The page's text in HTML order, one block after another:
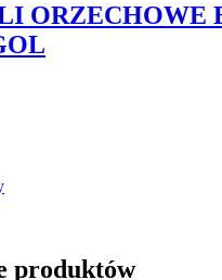
ORZECHOWE
produktów